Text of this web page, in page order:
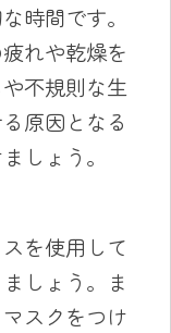
時間です。
れや乾燥を
不規則な生
原因となる
しょう。
を使用して
しょう。ま
スクをつけ